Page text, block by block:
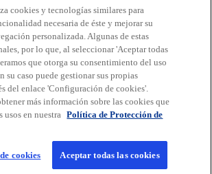
p
e
s
t
a
ñ
a
u
e
p
e
s
t
a
ñ
a
n
u
e
p
e
s
t
a
ñ
a
n
u
e
s
e
a
b
r
e
e
n
s
e
a
b
r
e
e
s
e
a
b
r
e
e
s
e
a
b
r
e
e
PrivacidadAccesibilidadAyudaGlosario
Dosal, S.C., Sociedad Civil Mexicana y firma
mundial de firmas miembros
afiliadas a KPMG International Limited, una
limitada por garantía. Todos los derechos
la reproducción parcial o total sin la
la estructura de la organización global de
https://home.kpmg/governance
cookies y tecnologías similares para
necesaria de éste y mejorar su
personalizada. Algunas de estas
por lo que, al seleccionar 'Aceptar todas
que otorga su consentimiento del uso
su caso puede gestionar sus propias
del enlace 'Configuración de cookies'.
más información sobre las cookies que
usos en nuestra Política de Protección de
cookies Aceptar todas las cookies